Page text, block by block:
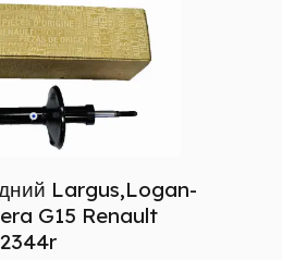
Largus,Logan-
G15 Renault